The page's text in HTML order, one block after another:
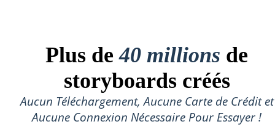
Plus de40 millions de
storyboards créés
Aucun Téléchargement, Aucune Carte de Crédit et
Aucune Connexion Nécessaire Pour Essayer !